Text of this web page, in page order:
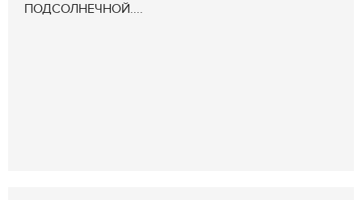
ПОДСОЛНЕЧНОЙ....